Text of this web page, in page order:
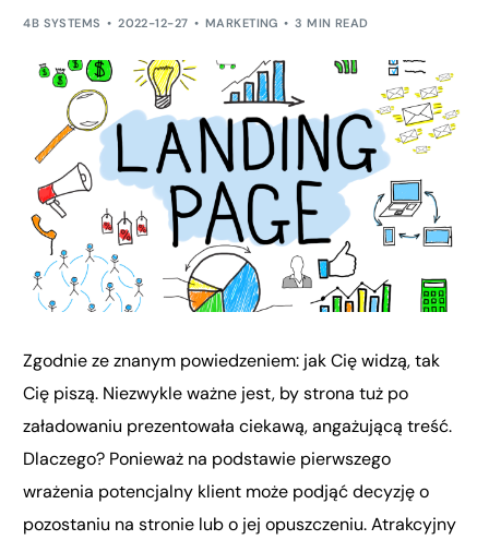
4B SYSTEMS 2022-12-27 MARKETING 3 MIN READ
Zgodnie ze znanym powiedzeniem: jak Cię widzą, tak
Cię piszą. Niezwykle ważne jest, by strona tuż po
załadowaniu prezentowała ciekawą, angażującą treść.
Dlaczego? Ponieważ na podstawie pierwszego
wrażenia potencjalny klient może podjąć decyzję o
pozostaniu na stronie lub o jej opuszczeniu. Atrakcyjny